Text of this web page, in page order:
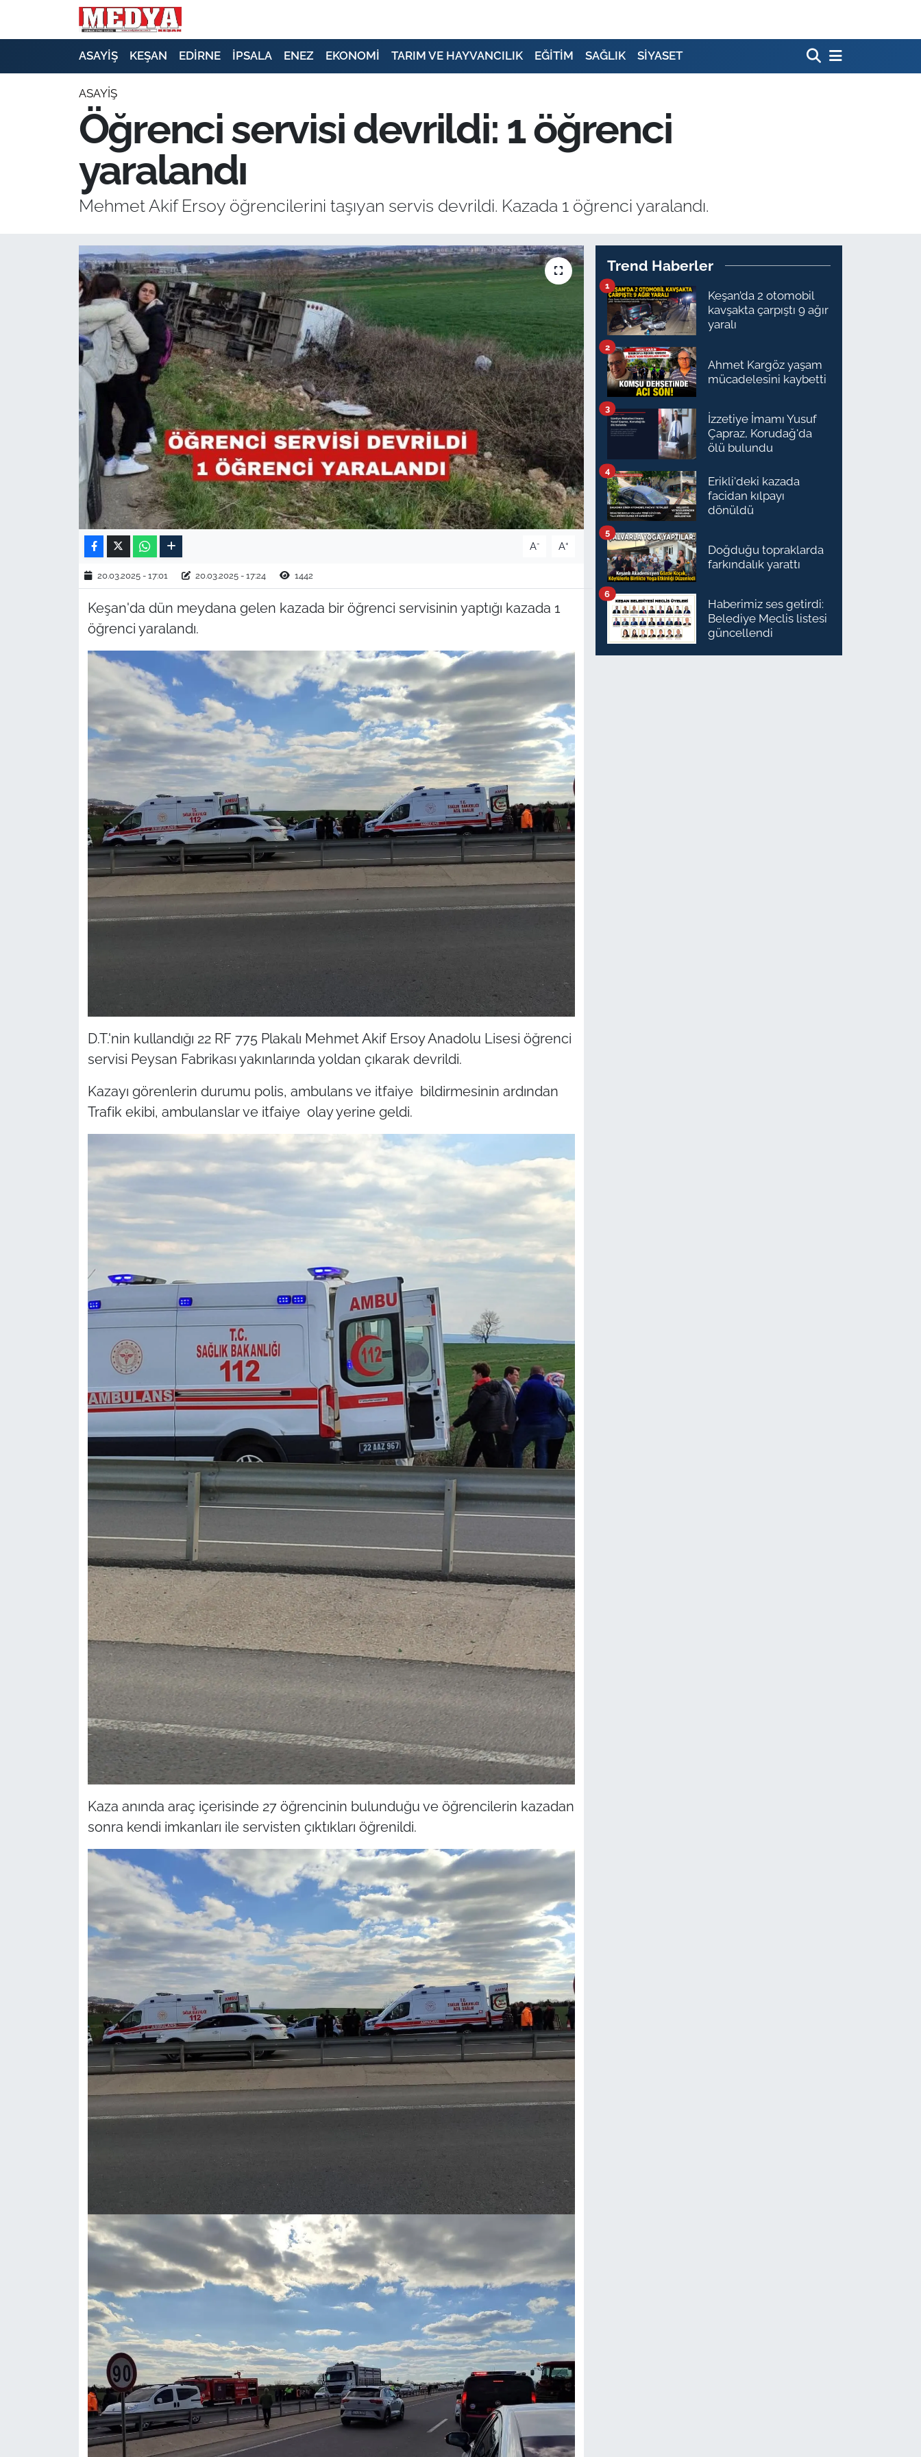
ASAYİŞ KEŞAN EDİRNE İPSALA ENEZ EKONOMİ TARIM VE HAYVANCILIK EĞİTİM SAĞLIK SİYASET
ASAYİŞ
Öğrenci servisi devrildi: 1 öğrenci
yaralandı
Mehmet Akif Ersoy öğrencilerini taşıyan servis devrildi. Kazada 1 öğrenci yaralandı.
A- A+
20.03.2025 - 17:01 20.03.2025 - 17:24 1442
Keşan'da dün meydana gelen kazada bir öğrenci servisinin yaptığı kazada 1
öğrenci yaralandı.
D.T.'nin kullandığı 22 RF 775 Plakalı Mehmet Akif Ersoy Anadolu Lisesi öğrenci
servisi Peysan Fabrikası yakınlarında yoldan çıkarak devrildi.
Kazayı görenlerin durumu polis, ambulans ve itfaiye bildirmesinin ardından
Trafik ekibi, ambulanslar ve itfaiye olay yerine geldi.
Kaza anında araç içerisinde 27 öğrencinin bulunduğu ve öğrencilerin kazadan
sonra kendi imkanları ile servisten çıktıkları öğrenildi.
Trend Haberler
Keşan’da 2 otomobil
kavşakta çarpıştı 9 ağır
yaralı
1
Ahmet Kargöz yaşam
mücadelesini kaybetti
2
İzzetiye İmamı Yusuf
Çapraz, Korudağ'da
ölü bulundu
3
Erikli'deki kazada
facidan kılpayı
dönüldü
4
Doğduğu topraklarda
farkındalık yarattı
5
Haberimiz ses getirdi:
Belediye Meclis listesi
güncellendi
6
E-GAZETE
GÜNDEM
SAĞLIK
EĞİTİM
TARIM VE HAYVANCILIK
KÜLTÜR SANAT
RESMİ İLAN
TEKİRDAĞ
KIRKLARELİ
ÇANAKKALE
Dış Haberler
İş Dünyası
Canlı Maç
Gündem-Eğitim